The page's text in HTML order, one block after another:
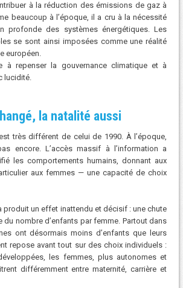
à la réduction des émissions de gaz à
beaucoup à l’époque, il a cru à la nécessité
profonde des systèmes énergétiques. Les
se sont ainsi imposées comme une réalité
européen.
à repenser la gouvernance climatique et à
lucidité.
la natalité aussi
très différent de celui de 1990. À l’époque,
encore. L’accès massif à l’information a
les comportements humains, donnant aux
aux femmes — une capacité de choix
produit un effet inattendu et décisif : une chute
du nombre d’enfants par femme. Partout dans
ont désormais moins d’enfants que leurs
repose avant tout sur des choix individuels :
les femmes, plus autonomes et
différemment entre maternité, carrière et